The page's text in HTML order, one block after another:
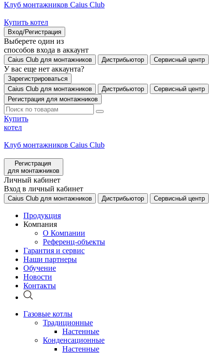
Клуб монтажников Caius Club
Купить котел
Вход/Регистрация
Выберете один из
способов входа в аккаунт
Caius Club для монтажников Дистрибьютор Сервисный центр
У вас еще нет аккаунта?
Зарегистрироваться
Caius Club для монтажников
Дистрибьютор
Сервисный центр
Регистрация для монтажников
Купить
котел
Клуб монтажников Caius Club
Регистрация
для монтажников
Личный кабинет
Вход в личный кабинет
Caius Club для монтажников Дистрибьютор Сервисный центр
Продукция
Компания
О Компании
Референц-объекты
Гарантия и сервис
Наши партнеры
Обучение
Новости
Контакты
Газовые котлы
Традиционные
Настенные
Конденсационные
Настенные